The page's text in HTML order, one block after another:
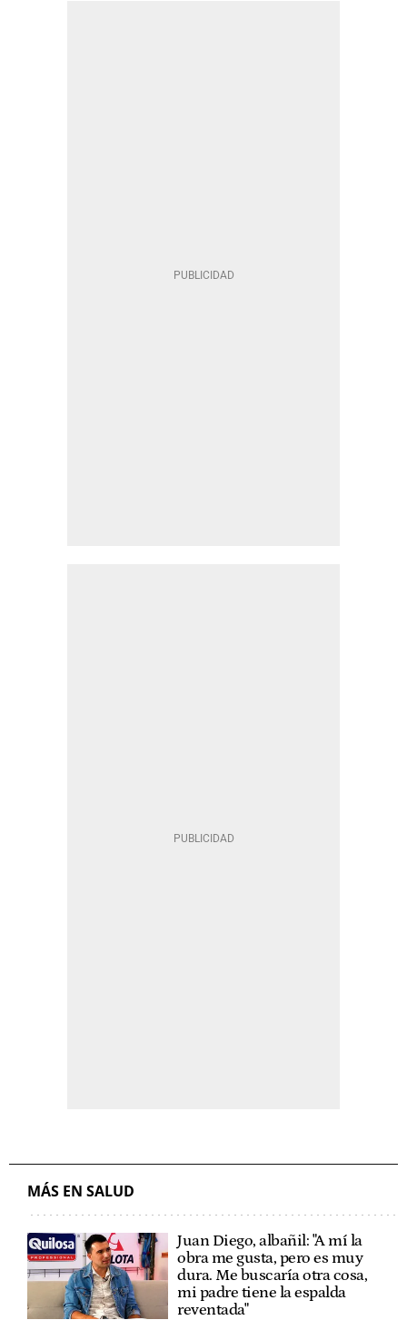
MÁS EN SALUD
Juan Diego, albañil: "A mí la
obra me gusta, pero es muy
dura. Me buscaría otra cosa,
mi padre tiene la espalda
reventada"